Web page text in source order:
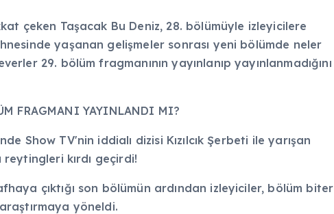
çeken Taşacak Bu Deniz, 28. bölümüyle izleyicilere
yaşanan gelişmeler sonrası yeni bölümde neler
29. bölüm fragmanının yayınlanıp yayınlanmadığını
FRAGMANI YAYINLANDI MI?
Show TV'nin iddialı dizisi Kızılcık Şerbeti ile yarışan
kırdı geçirdi!
çıktığı son bölümün ardından izleyiciler, bölüm biter
yöneldi.